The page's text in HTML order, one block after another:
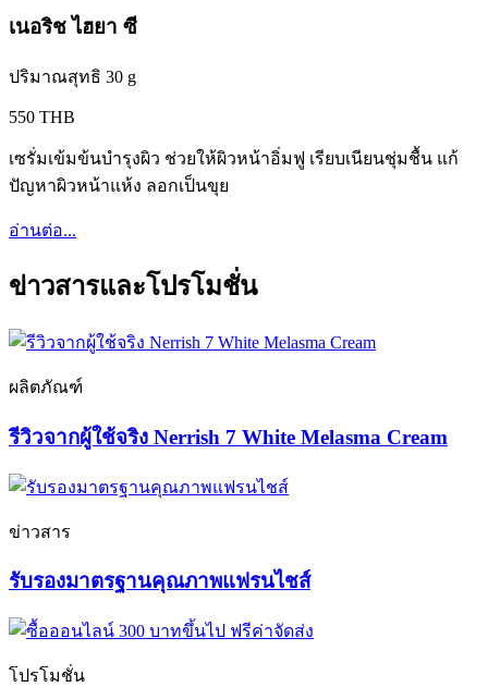
เนอริช ไฮยา ซี
ปริมาณสุทธิ 30 g
550 THB
เซรั่มเข้มข้นบำรุงผิว ช่วยให้ผิวหน้าอิ่มฟู เรียบเนียนชุ่มชื้น แก้
ปัญหาผิวหน้าแห้ง ลอกเป็นขุย
อ่านต่อ...
ข่าวสารและโปรโมชั่น
ผลิตภัณฑ์
รีวิวจากผู้ใช้จริง Nerrish 7 White Melasma Cream
ข่าวสาร
รับรองมาตรฐานคุณภาพแฟรนไชส์
โปรโมชั่น